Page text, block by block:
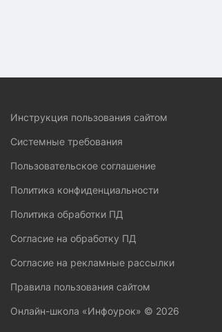
Инструкция пользования сайтом
Системные требования
Пользовательское соглашение
Политика конфиденциальности
Политика обработки ПД
Согласие на обработку ПД
Согласие на рекламные рассылки
Правила пользования сайтом
Онлайн-школа «Инфоурок» © 2026